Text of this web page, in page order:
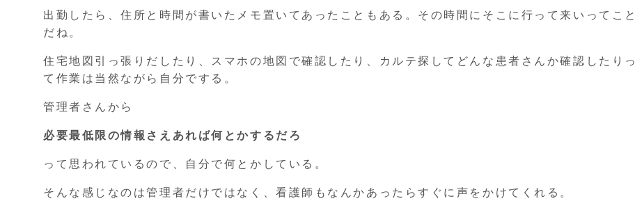
出勤したら、住所と時間が書いたメモ置いてあったこともある。その時間にそこに行って来いってこと
だね。
住宅地図引っ張りだしたり、スマホの地図で確認したり、カルテ探してどんな患者さんか確認したりっ
て作業は当然ながら自分でする。
管理者さんから
必要最低限の情報さえあれば何とかするだろ
って思われているので、自分で何とかしている。
そんな感じなのは管理者だけではなく、看護師もなんかあったらすぐに声をかけてくれる。